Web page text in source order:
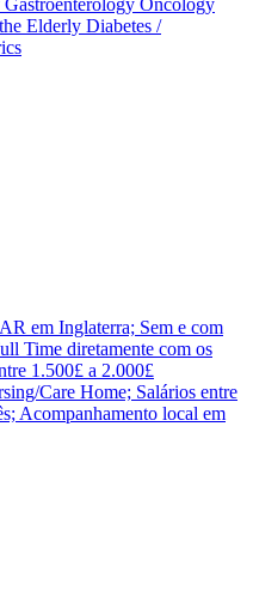
Elderly Diabetes /
em Inglaterra; Sem e com
Time diretamente com os
1.500£ a 2.000£
Care Home; Salários entre
Acompanhamento local em